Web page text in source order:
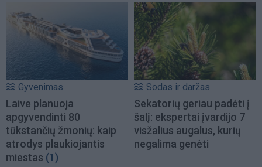
Gyvenimas
Laive planuoja
apgyvendinti 80
tūkstančių žmonių: kaip
atrodys plaukiojantis
miestas (1)
Sodas ir daržas
Sekatorių geriau padėti į
šalį: ekspertai įvardijo 7
visžalius augalus, kurių
negalima genėti